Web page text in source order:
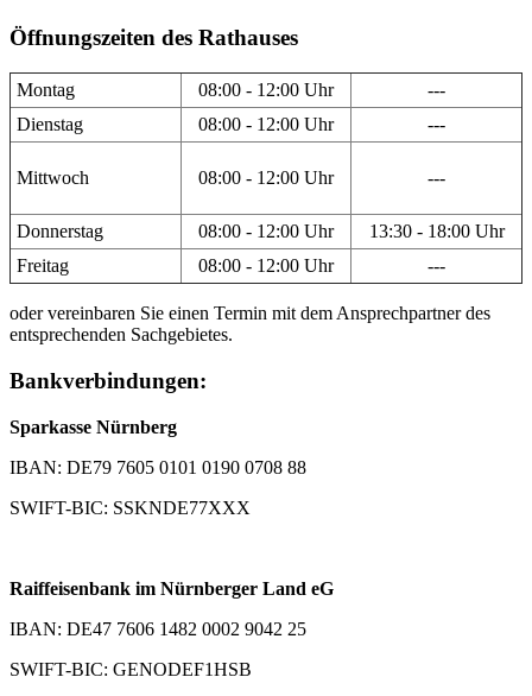
Öffnungszeiten des Rathauses
Montag 08:00 - 12:00 Uhr
---
Dienstag
08:00 - 12:00 Uhr ---
Mittwoch 08:00 - 12:00 Uhr ---
Donnerstag 08:00 - 12:00 Uhr
13:30 - 18:00 Uhr
Freitag
08:00 - 12:00 Uhr ---
oder vereinbaren Sie einen Termin mit dem Ansprechpartner des
entsprechenden Sachgebietes.
Bankverbindungen:
Sparkasse Nürnberg
IBAN: DE79 7605 0101 0190 0708 88
SWIFT-BIC: SSKNDE77XXX
Raiffeisenbank im Nürnberger Land eG
IBAN: DE47 7606 1482 0002 9042 25
SWIFT-BIC: GENODEF1HSB